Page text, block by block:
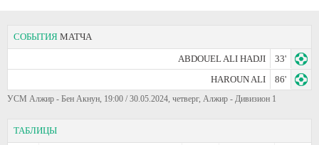
СОБЫТИЯ МАТЧА
ABDOUEL ALI HADJI
33'
HAROUN ALI
86'
УСМ Алжир - Бен Акнун, 19:00 / 30.05.2024, четверг, Алжир - Дивизион 1
ТАБЛИЦЫ